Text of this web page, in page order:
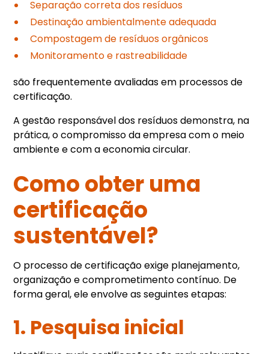
Separação correta dos resíduos
Destinação ambientalmente adequada
Compostagem de resíduos orgânicos
Monitoramento e rastreabilidade
são frequentemente avaliadas em processos de
certificação.
A gestão responsável dos resíduos demonstra, na
prática, o compromisso da empresa com o meio
ambiente e com a economia circular.
Como obter uma
certificação
sustentável?
O processo de certificação exige planejamento,
organização e comprometimento contínuo. De
forma geral, ele envolve as seguintes etapas:
1. Pesquisa inicial